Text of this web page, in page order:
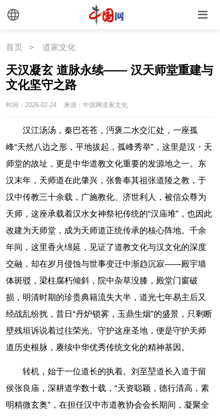
首页 > 道家文化
天汉凝玄 道脉永续—— 汉天师堂重建与
文化坚守之路
时间：2026-02-24 来源：中国网道家文化
汉江汤汤，秦巴苍苍，沔褒二水交汇处，一座孤
峰“天然八边之形，平地拔起，孤峰秀举”，这里是汉・天
师堂的故址，更是中华道教文化重要的发源地之一。东
汉末年，天师道在此肇兴，张鲁奉其祖张道陵之教，于
汉中传教三十余载，广施教化、济世利人，被信众尊为
天师，这座承载着汉水女神祭祀传统的“汉庙堆”，也因此
改建为天师堂，成为天师道正统传承的核心阵地。千余
年间，这里香火绵延，见证了道教文化与汉文化的深度
交融，却在岁月侵蚀与世事变迁中渐趋沉寂——殿宇墙
体斑驳，梁柱腐朽倾斜，院中杂草没膝，殿堂门窗破
损，明清时期的珍贵典籍流失大半，道光七年易主后又
经战乱纷扰，昔日“丹炉锁雾，玉鼎生烟”的盛景，只剩断
壁残垣诉说着过往荣光。守护这座圣地，便是守护天师
道历史根脉，赓续中华优秀传统文化的精神基因。
转机，始于一位道长的执着。刘至堃道长入道于留
侯张良庙，深耕道学数十载，“天资聪颖，德行清高，素
明精微玄奥”，在担任汉中市道教协会会长期间，凝聚全